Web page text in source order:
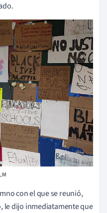
con el que se reunió,
le dijo inmediatamente que